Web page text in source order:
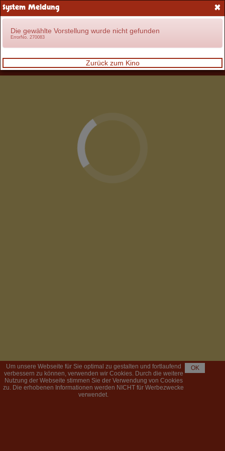
Anmelden
Um unsere Webseite für Sie optimal zu gestalten und fortlaufend
verbessern zu können, verwenden wir Cookies. Durch die weitere
Nutzung der Webseite stimmen Sie der Verwendung von Cookies
zu. Die erhobenen Informationen werden NICHT für Werbezwecke
verwendet.
OK
×
System Meldung
Die gewählte Vorstellung wurde nicht gefunden
ErrorNo. 270083
Zurück zum Kino